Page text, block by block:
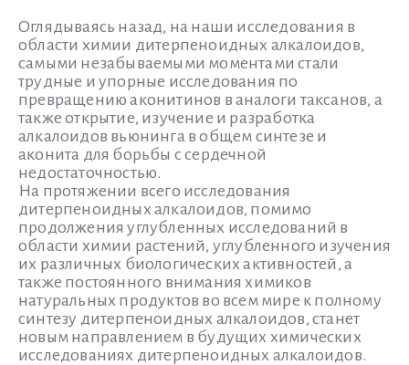
Оглядываясь назад, на наши исследования в
области химии дитерпеноидных алкалоидов,
самыми незабываемыми моментами стали
трудные и упорные исследования по
превращению аконитинов в аналоги таксанов, а
также открытие, изучение и разработка
алкалоидов вьюнинга в общем синтезе и
аконита для борьбы с сердечной
недостаточностью.
На протяжении всего исследования
дитерпеноидных алкалоидов, помимо
продолжения углубленных исследований в
области химии растений, углубленного изучения
их различных биологических активностей, а
также постоянного внимания химиков
натуральных продуктов во всем мире к полному
синтезу дитерпеноидных алкалоидов, станет
новым направлением в будущих химических
исследованиях дитерпеноидных алкалоидов.